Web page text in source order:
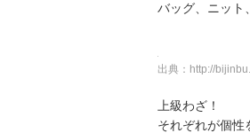
バッグ、ニット
出典： http://
上級わざ！
それぞれが個性